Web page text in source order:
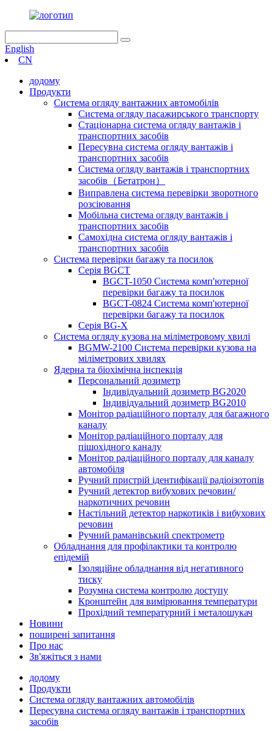
English
CN
додому
Продукти
Система огляду вантажних автомобілів
Система огляду пасажирського транспорту
Стаціонарна система огляду вантажів і
транспортних засобів
Пересувна система огляду вантажів і
транспортних засобів
Система огляду вантажів і транспортних
засобів（Бетатрон）
Виправлена ​​система перевірки зворотного
розсіювання
Мобільна система огляду вантажів і
транспортних засобів
Самохідна система огляду вантажів і
транспортних засобів
Система перевірки багажу та посилок
Серія BGCT
BGCT-1050 Система комп'ютерної
перевірки багажу та посилок
BGCT-0824 Система комп'ютерної
перевірки багажу та посилок
Серія BG-X
Система огляду кузова на міліметровому хвилі
BGMW-2100 Система перевірки кузова на
міліметрових хвилях
Ядерна та біохімічна інспекція
Персональний дозиметр
Індивідуальний дозиметр BG2020
Індивідуальний дозиметр BG2010
Монітор радіаційного порталу для багажного
каналу
Монітор радіаційного порталу для
пішохідного каналу
Монітор радіаційного порталу для каналу
автомобіля
Ручний пристрій ідентифікації радіоізотопів
Ручний детектор вибухових речовин/
наркотичних речовин
Настільний детектор наркотиків і вибухових
речовин
Ручний раманівський спектрометр
Обладнання для профілактики та контролю
епідемій
Ізоляційне обладнання від негативного
тиску
Розумна система контролю доступу
Кронштейн для вимірювання температури
Прохідний температурний і металошукач
Новини
поширені запитання
Про нас
Зв'яжіться з нами
додому
Продукти
Система огляду вантажних автомобілів
Пересувна система огляду вантажів і транспортних
засобів